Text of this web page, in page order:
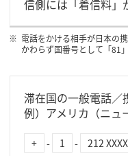
信側には「着信料」
電話をかける相手が日本の
かわらず国番号として「81
滞在国の一般電話／
例）アメリカ（ニュ
+ - 1 - 212